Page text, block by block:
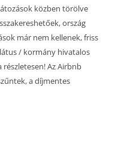
közben törölve
ország
már nem kellenek, friss
/ kormány hivatalos
Az Airbnb
a díjmentes